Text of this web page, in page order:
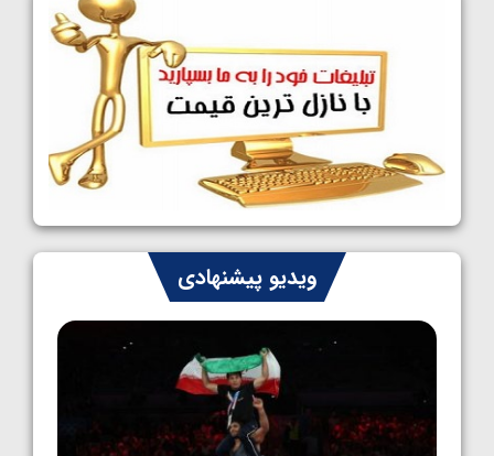
کشتی آزاد نوجوانان جهان؛ رقبای نمایندگان
ایران مشخص شدند
1405/05/08
کشتی فرنگی نوجوانان جهان؛ سکوی تیمی
سوم برای ایران
1405/05/07
ایران چشم به راه چهار مدال در پنج وزن دوم
کشتی فرنگی نوجوانان جهان
1405/05/06
ویدیو پیشنهادی